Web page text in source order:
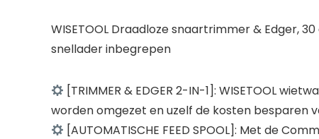
WISETOOL Draadloze snaartrimmer & Edger,
snellader inbegrepen
[TRIMMER & EDGER 2-IN-1]: WISETOOL
worden omgezet en uzelf de kosten besparen
[AUTOMATISCHE FEED SPOOL]: Met de